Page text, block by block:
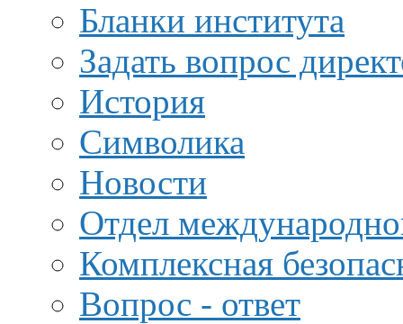
Бланки института
Задать вопрос
История
Символика
Новости
Отдел
Комплексная
Вопрос - ответ